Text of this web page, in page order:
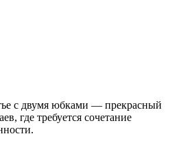
с двумя юбками — прекрасный
где требуется сочетание